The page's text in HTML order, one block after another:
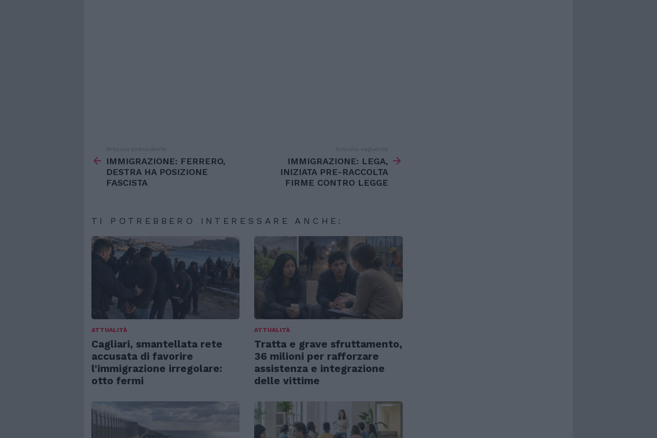
di
Articolo precedente
IMMIGRAZIONE: FERRERO,
DESTRA HA POSIZIONE
FASCISTA
Articolo seguente
IMMIGRAZIONE: LEGA,
INIZIATA PRE-RACCOLTA
FIRME CONTRO LEGGE
TI POTREBBERO INTERESSARE ANCHE:
ATTUALITÀ
Cagliari, smantellata rete
accusata di favorire
l’immigrazione irregolare:
otto fermi
ATTUALITÀ
Tratta e grave sfruttamento,
36 milioni per rafforzare
assistenza e integrazione
delle vittime